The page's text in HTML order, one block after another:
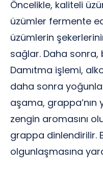
Öncelikle, kaliteli
üzümler fermente
üzümlerin
sağlar. Daha sonra,
Damıtma işlemi,
daha sonra
aşama, grappa’nın
zengin aromasını
grappa dinlendirilir.
olgunlaşmasına